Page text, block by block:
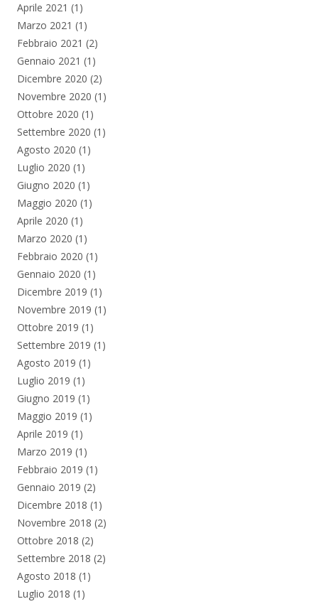
Aprile 2021 (1)
Marzo 2021 (1)
Febbraio 2021 (2)
Gennaio 2021 (1)
Dicembre 2020 (2)
Novembre 2020 (1)
Ottobre 2020 (1)
Settembre 2020 (1)
Agosto 2020 (1)
Luglio 2020 (1)
Giugno 2020 (1)
Maggio 2020 (1)
Aprile 2020 (1)
Marzo 2020 (1)
Febbraio 2020 (1)
Gennaio 2020 (1)
Dicembre 2019 (1)
Novembre 2019 (1)
Ottobre 2019 (1)
Settembre 2019 (1)
Agosto 2019 (1)
Luglio 2019 (1)
Giugno 2019 (1)
Maggio 2019 (1)
Aprile 2019 (1)
Marzo 2019 (1)
Febbraio 2019 (1)
Gennaio 2019 (2)
Dicembre 2018 (1)
Novembre 2018 (2)
Ottobre 2018 (2)
Settembre 2018 (2)
Agosto 2018 (1)
Luglio 2018 (1)